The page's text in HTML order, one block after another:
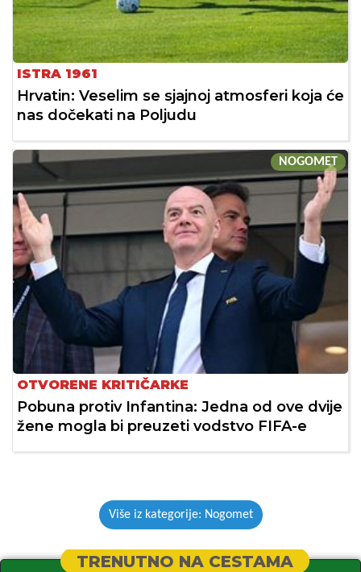
ISTRA 1961
Hrvatin: Veselim se sjajnoj atmosferi koja će
nas dočekati na Poljudu
NOGOMET
OTVORENE KRITIČARKE
Pobuna protiv Infantina: Jedna od ove dvije
žene mogla bi preuzeti vodstvo FIFA-e
Više iz kategorije: Nogomet
TRENUTNO NA CESTAMA